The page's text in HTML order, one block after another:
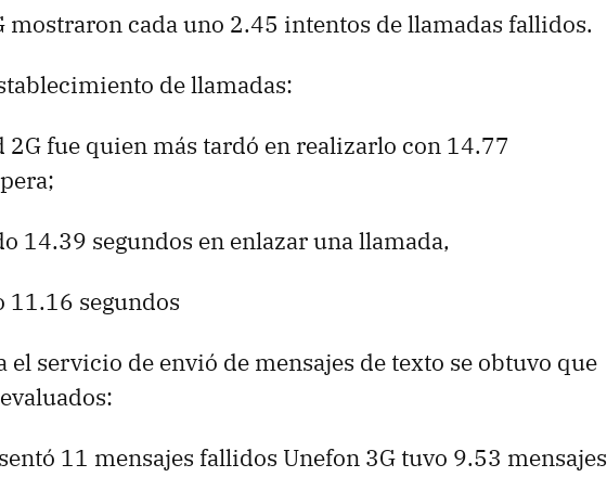
mostraron cada uno 2.45 intentos de llamadas fallidos.
de llamadas:
2G fue quien más tardó en realizarlo con 14.77
14.39 segundos en enlazar una llamada,
11.16 segundos
el servicio de envió de mensajes de texto se obtuvo que
11 mensajes fallidos Unefon 3G tuvo 9.53 mensajes